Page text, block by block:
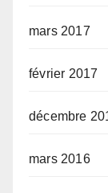
mars 2017
février 2017
décembre
mars 2016